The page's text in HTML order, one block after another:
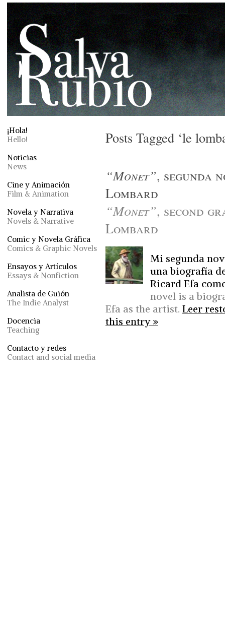
¡Hola!
Hello!
Noticias
News
Cine y Animación
Film & Animation
Novela y Narrativa
Novels & Narrative
Comic y Novela Gráfica
Comics & Graphic Novels
Ensayos y Artículos
Essays & Nonfiction
Analista de Guión
The Indie Analyst
Docencia
Teaching
Contacto y redes
Contact and social media
Posts Tagged ‘le
“Monet”, segunda
Lombard
“Monet”, second
Lombard
Mi segunda
una biografía
Ricard Efa
novel is a
Efa as the artist. Leer
this entry »